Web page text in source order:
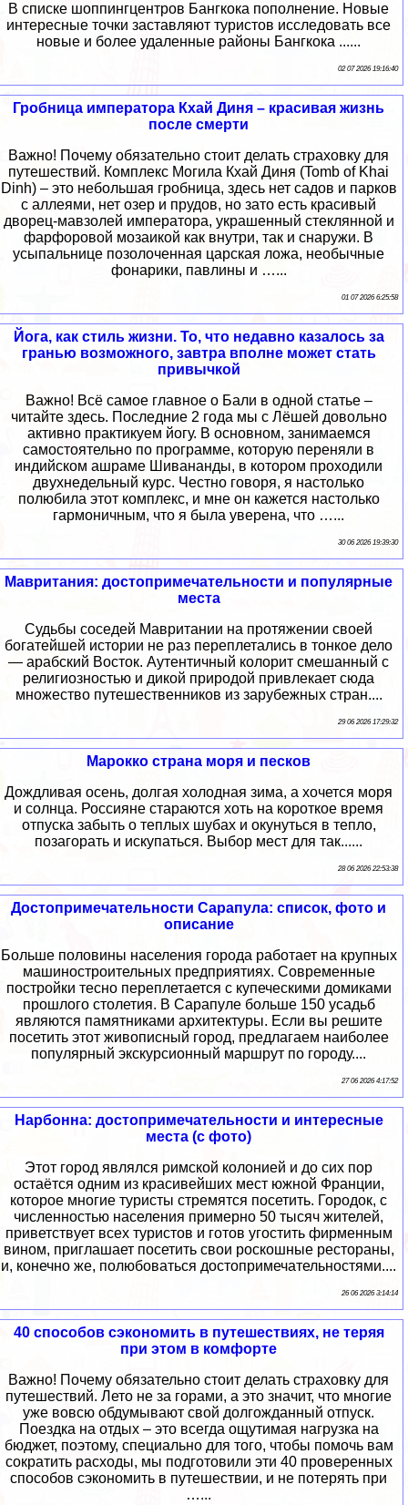
В списке шоппингцентров Бангкока пополнение. Новые
интересные точки заставляют туристов исследовать все
новые и более удаленные районы Бангкока ......
02 07 2026 19:16:40
Гробница императора Кхай Диня – красивая жизнь
после смерти
Важно! Почему обязательно стоит делать страховку для
путешествий. Комплекс Могила Кхай Диня (Tomb of Khai
Dinh) – это небольшая гробница, здесь нет садов и парков
с аллеями, нет озер и прудов, но зато есть красивый
дворец-мавзолей императора, украшенный стеклянной и
фарфоровой мозаикой как внутри, так и снаружи. В
усыпальнице позолоченная царская ложа, необычные
фонарики, павлины и …...
01 07 2026 6:25:58
Йога, как стиль жизни. То, что недавно казалось за
гранью возможного, завтра вполне может стать
привычкой
Важно! Всё самое главное о Бали в одной статье –
читайте здесь. Последние 2 года мы с Лёшей довольно
активно практикуем йогу. В основном, занимаемся
самостоятельно по программе, которую переняли в
индийском ашраме Шивананды, в котором проходили
двухнедельный курс. Честно говоря, я настолько
полюбила этот комплекс, и мне он кажется настолько
гармоничным, что я была уверена, что …...
30 06 2026 19:39:30
Мавритания: достопримечательности и популярные
места
Судьбы соседей Мавритании на протяжении своей
богатейшей истории не раз переплетались в тонкое дело
— арабский Восток. Аутентичный колорит смешанный с
религиозностью и дикой природой привлекает сюда
множество путешественников из зарубежных стран....
29 06 2026 17:29:32
Марокко страна моря и песков
Дождливая осень, долгая холодная зима, а хочется моря
и солнца. Россияне стараются хоть на короткое время
отпуска забыть о теплых шубах и окунуться в тепло,
позагорать и искупаться. Выбор мест для так......
28 06 2026 22:53:38
Достопримечательности Сарапула: список, фото и
описание
Больше половины населения города работает на крупных
машиностроительных предприятиях. Современные
постройки тесно переплетается с купеческими домиками
прошлого столетия. В Сарапуле больше 150 усадьб
являются памятниками архитектуры. Если вы решите
посетить этот живописный город, предлагаем наиболее
популярный экскурсионный маршрут по городу....
27 06 2026 4:17:52
Нарбонна: достопримечательности и интересные
места (с фото)
Этот город являлся римской колонией и до сих пор
остаётся одним из красивейших мест южной Франции,
которое многие туристы стремятся посетить. Городок, с
численностью населения примерно 50 тысяч жителей,
приветствует всех туристов и готов угостить фирменным
вином, приглашает посетить свои роскошные рестораны,
и, конечно же, полюбоваться достопримечательностями....
26 06 2026 3:14:14
40 способов сэкономить в путешествиях, не теряя
при этом в комфорте
Важно! Почему обязательно стоит делать страховку для
путешествий. Лето не за горами, а это значит, что многие
уже вовсю обдумывают свой долгожданный отпуск.
Поездка на отдых – это всегда ощутимая нагрузка на
бюджет, поэтому, специально для того, чтобы помочь вам
сократить расходы, мы подготовили эти 40 проверенных
способов сэкономить в путешествии, и не потерять при
…...